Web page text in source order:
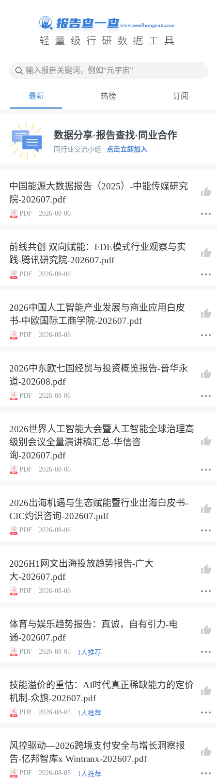
输入报告关键词，例如“元宇宙”
最新 热榜 订阅
数据分享·报告查找·同业合作
同行业交流小组 点击立即加入
中国能源大数据报告（2025）-中能传媒研究
院-202607.pdf
PDF 2026-08-06
前线共创 双向赋能：FDE模式行业观察与实
践-腾讯研究院-202607.pdf
PDF 2026-08-06
2026中国人工智能产业发展与商业应用白皮
书-中欧国际工商学院-202607.pdf
PDF 2026-08-06
2026中东欧七国经贸与投资概览报告-普华永
道-202608.pdf
PDF 2026-08-06
2026世界人工智能大会暨人工智能全球治理高
级别会议全量演讲稿汇总-华信咨
询-202607.pdf
PDF 2026-08-06
2026出海机遇与生态赋能暨行业出海白皮书-
CIC灼识咨询-202607.pdf
PDF 2026-08-06
2026H1网文出海投放趋势报告-广大
大-202607.pdf
PDF 2026-08-06
体育与娱乐趋势报告：真诚，自有引力-电
通-202607.pdf
PDF 2026-08-05 1人推荐
技能溢价的重估：AI时代真正稀缺能力的定价
机制-众旗-202607.pdf
PDF 2026-08-05 1人推荐
风控驱动—2026跨境支付安全与增长洞察报
告-亿邦智库x Wintranx-202607.pdf
PDF 2026-08-05 1人推荐